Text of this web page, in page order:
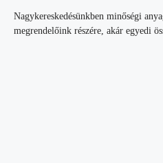
Nagykereskedésünkben minőségi
megrendelőink részére, akár egyedi